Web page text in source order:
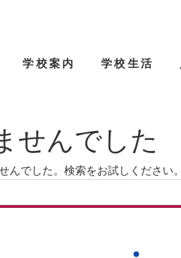
学校案内 学校生活
せんでした
んでした。検索をお試しください。